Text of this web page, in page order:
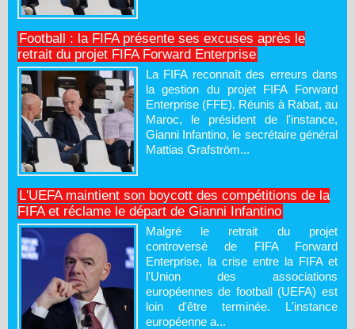
Football : la FIFA présente ses excuses après le
retrait du projet FIFA Forward Enterprise
La FIFA reconnaît des erreurs dans
la gestion du projet FIFA Forward
Enterprise (FFE). Réunis à Rabat, au
Maroc, le président de l'instance,
Gianni Infantino, le secrétaire général
Mattias Grafström...
L'UEFA maintient son boycott des compétitions de la
FIFA et réclame le départ de Gianni Infantino
Malgré le retrait du projet
controversé de FIFA Forward
Enterprise, la crise entre la FIFA et
l'Union des associations
européennes de football (UEFA) est
loin d'être terminée. L'instance
européenne a...